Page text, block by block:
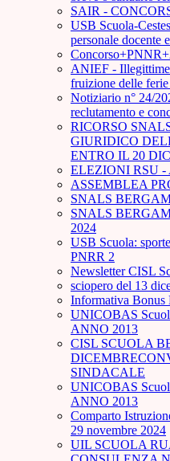
SAIR -
USB Scuola-
personale docente
ANIEF -
fruizione delle
Notiziario n° 24/
reclutamento e
RICORSO
GIURIDICO
ENTRO IL 20
ELEZIONI RSU -
ASSEMBLEA
SNALS
SNALS
2024
USB Scuola:
PNRR 2
Newsletter CISL
sciopero del 13
Informativa
UNICOBAS
ANNO 2013
CISL SCUOLA
SINDACALE
UNICOBAS
ANNO 2013
Comparto
29 novembre 2024
UIL SCUOLA